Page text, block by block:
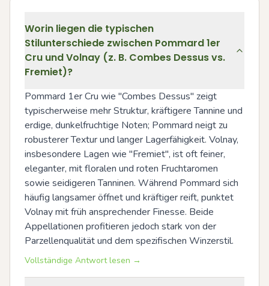
Worin liegen die typischen
Stilunterschiede zwischen Pommard 1er
Cru und Volnay (z. B. Combes Dessus vs.
Fremiet)?
Pommard 1er Cru wie "Combes Dessus" zeigt
typischerweise mehr Struktur, kräftigere Tannine und
erdige, dunkelfruchtige Noten; Pommard neigt zu
robusterer Textur und langer Lagerfähigkeit. Volnay,
insbesondere Lagen wie "Fremiet", ist oft feiner,
eleganter, mit floralen und roten Fruchtaromen
sowie seidigeren Tanninen. Während Pommard sich
häufig langsamer öffnet und kräftiger reift, punktet
Volnay mit früh ansprechender Finesse. Beide
Appellationen profitieren jedoch stark von der
Parzellenqualität und dem spezifischen Winzerstil.
Vollständige Antwort lesen →